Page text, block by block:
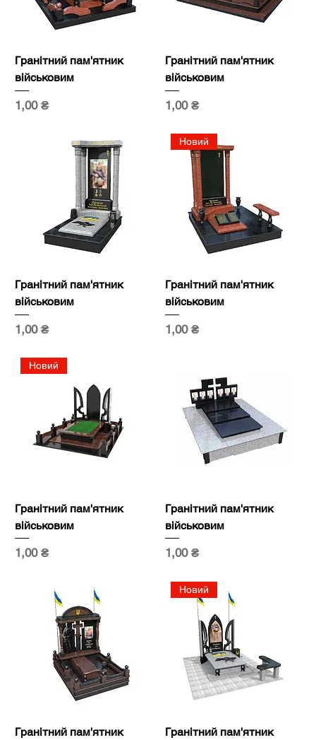
Гранітний пам'ятник
військовим
Ціна
1,00 ₴
Гранітний пам'ятник
військовим
Ціна
1,00 ₴
Гранітний пам'ятник
військовим
Ціна
1,00 ₴
Новий
Гранітний пам'ятник
військовим
Ціна
1,00 ₴
Новий
Гранітний пам'ятник
військовим
Ціна
1,00 ₴
Гранітний пам'ятник
військовим
Ціна
1,00 ₴
Гранітний пам'ятник
Новий
Гранітний пам'ятник